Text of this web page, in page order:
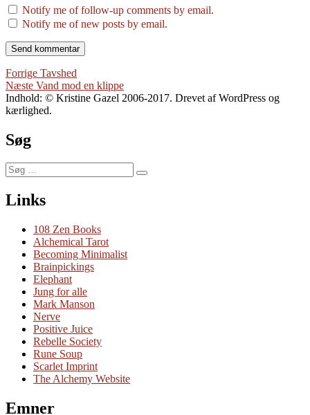
Notify me of follow-up comments by email.
Notify me of new posts by email.
Indlægsnavigation
Forrige Forrige
indlæg:
Tavshed
Næste Næste
indlæg:
Vand mod en klippe
Indhold: © Kristine Gazel 2006-2017. Drevet af WordPress og
kærlighed.
Søg
Søg
efter:
Søg
Links
108 Zen Books
Alchemical Tarot
Becoming Minimalist
Brainpickings
Elephant
Jung for alle
Mark Manson
Nerve
Positive Juice
Rebelle Society
Rune Soup
Scarlet Imprint
The Alchemy Website
Emner